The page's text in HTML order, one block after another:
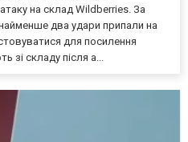
на склад Wildberries. За
два удари припали на
для посилення
зі складу після а...